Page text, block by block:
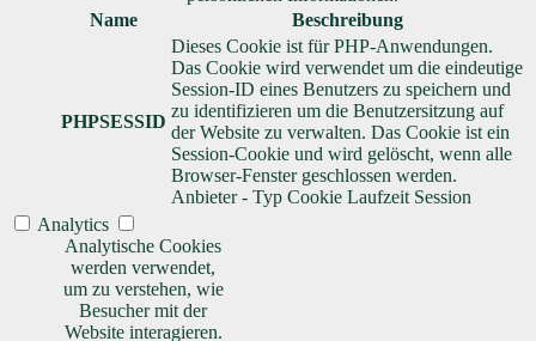
Name
Beschreibung
PHPSESSID
Dieses Cookie ist für PHP-Anwendungen.
Das Cookie wird verwendet um die eindeutige
Session-ID eines Benutzers zu speichern und
zu identifizieren um die Benutzersitzung auf
der Website zu verwalten. Das Cookie ist ein
Session-Cookie und wird gelöscht, wenn alle
Browser-Fenster geschlossen werden.
Anbieter - Typ Cookie Laufzeit Session
Analytics
Analytische Cookies
werden verwendet,
um zu verstehen, wie
Besucher mit der
Website interagieren.